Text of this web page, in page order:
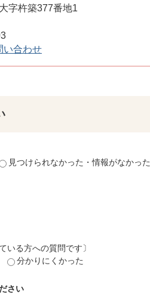
字杵築377番地1
い合わせ
見つけられなかった・情報がなかった
いる方への質問です〕
分かりにくかった
さい